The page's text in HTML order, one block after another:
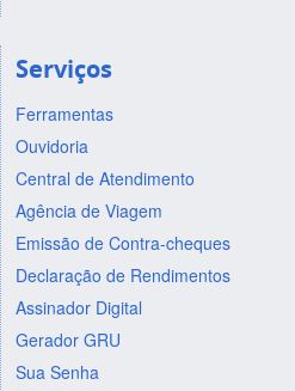
Serviços
Ferramentas
Ouvidoria
Central de Atendimento
Agência de Viagem
Emissão de Contra-cheques
Declaração de Rendimentos
Assinador Digital
Gerador GRU
Sua Senha